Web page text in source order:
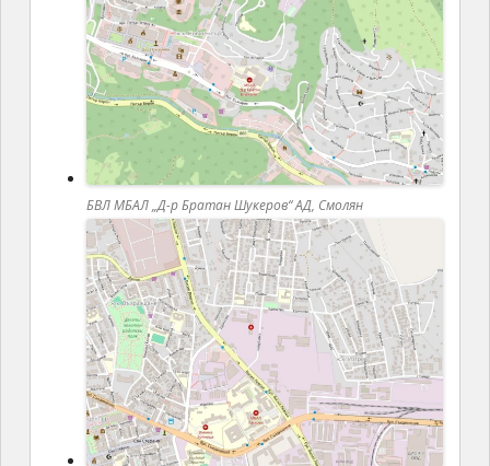
БВЛ МБАЛ „Д-р Братан Шукеров“ АД, Смолян